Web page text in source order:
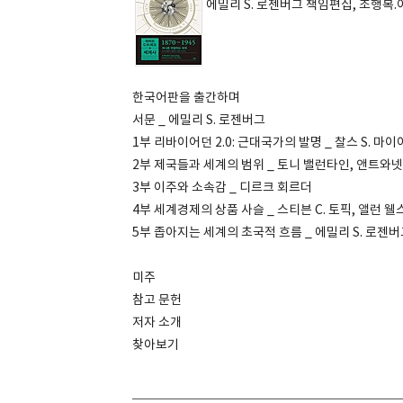
에밀리 S. 로젠버그 책임편집, 조행복
한국어판을 출간하며
서문 _ 에밀리 S. 로젠버그
1부 리바이어던 2.0: 근대국가의 발명 _ 찰스 S. 마이
2부 제국들과 세계의 범위 _ 토니 밸런타인, 앤트와
3부 이주와 소속감 _ 디르크 회르더
4부 세계경제의 상품 사슬 _ 스티븐 C. 토픽, 앨런 웰
5부 좁아지는 세계의 초국적 흐름 _ 에밀리 S. 로젠버
미주
참고 문헌
저자 소개
찾아보기